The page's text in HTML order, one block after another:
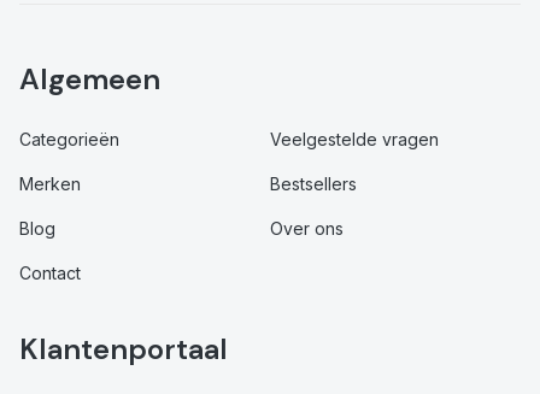
Algemeen
Categorieën Veelgestelde vragen
Merken Bestsellers
Blog Over ons
Contact
Klantenportaal